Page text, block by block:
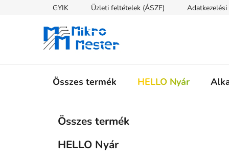
tartalomhoz
GYIK Üzleti feltételek (ÁSZF)
Összes termék HELLO Nyár
Kategóriák
átugrása
Összes termék
HELLO Nyár